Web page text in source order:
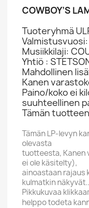
COWBOY’S
Tuoteryhmä
Valmistusvuosi:
Musiikkilaji:
Yhtiö :
Mahdollinen
Kanen
Paino/koko ei
suuhteellinen
Tämän
Tämän LP-levyn
olevasta
tuotteesta, Kanen
ei ole käsitelty),
ainoastaan rajaus
kulmatkin näkyvät..
Pikkukuvaa
helppo todeta